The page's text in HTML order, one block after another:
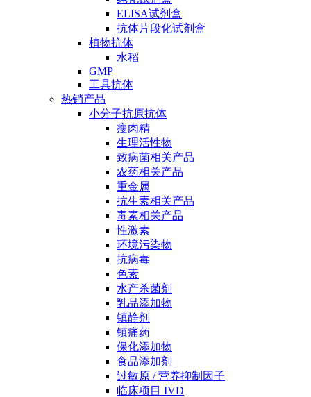
ELISA试剂盒
抗体片段化试剂盒
植物抗体
水稻
GMP
工具抗体
热销产品
小分子抗原抗体
瘦肉精
生理活性物
致病菌相关产品
农药相关产品
重金属
抗生素相关产品
毒素相关产品
性激素
环境污染物
抗病毒
色素
水产杀菌剂
乳品添加物
镇静剂
镇痛药
保化添加物
食品添加剂
过敏原 / 营养抑制因子
临床项目 IVD